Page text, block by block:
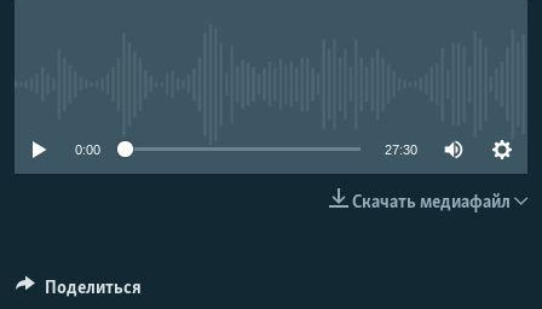
ПОДПИШИТЕСЬ НА РАССЫЛКУ
0:00 27:30
Скачать медиафайл
Поделиться